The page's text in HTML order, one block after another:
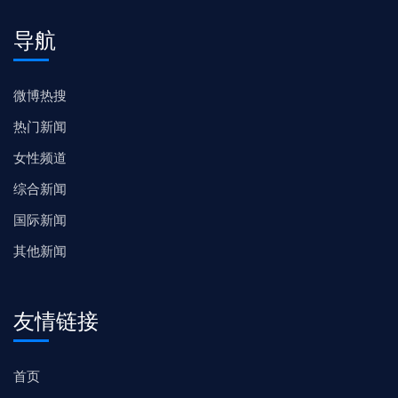
导航
微博热搜
热门新闻
女性频道
综合新闻
国际新闻
其他新闻
友情链接
首页